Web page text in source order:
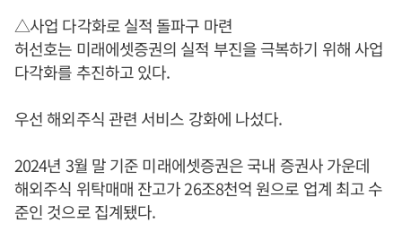
△사업 다각화로 실적 돌파구 마련
허선호는 미래에셋증권의 실적 부진을 극복하기 위해 사업
다각화를 추진하고 있다.
우선 해외주식 관련 서비스 강화에 나섰다.
2024년 3월 말 기준 미래에셋증권은 국내 증권사 가운데
해외주식 위탁매매 잔고가 26조8천억 원으로 업계 최고 수
준인 것으로 집계됐다.